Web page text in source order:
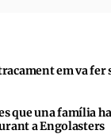
em va fer
que una família
a Engolasters